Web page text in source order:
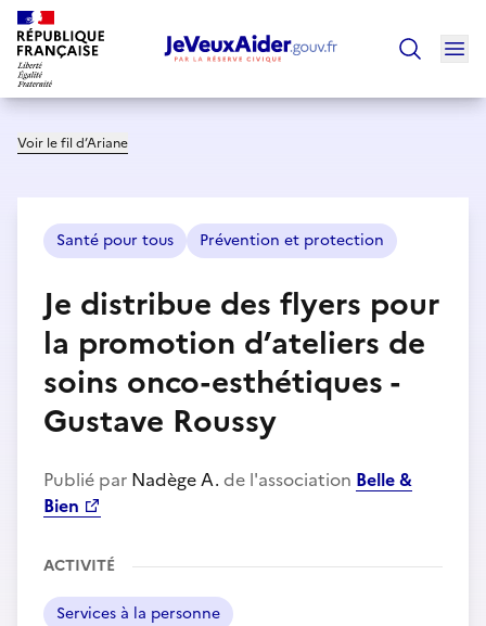
Voir le fil d’Ariane
Santé pour tous Prévention et protection
Je distribue des flyers pour
la promotion d’ateliers de
soins onco-esthétiques -
Gustave Roussy
Publié par Nadège A. de l'association Belle &
Bien
ACTIVITÉ
Services à la personne